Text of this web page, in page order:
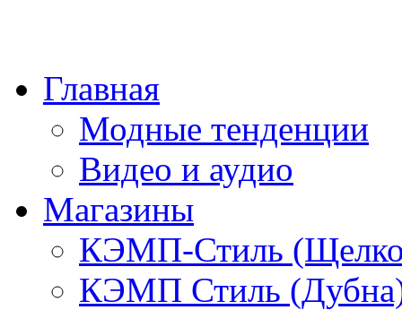
Главная
Модные тенденции
Видео и аудио
Магазины
КЭМП-Стиль
КЭМП Стиль